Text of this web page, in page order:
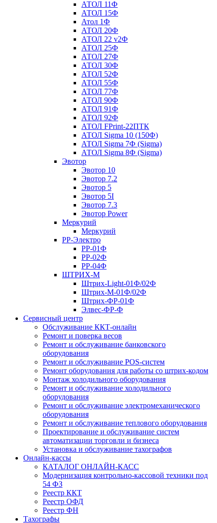
АТОЛ 11Ф
АТОЛ 15Ф
Атол 1Ф
АТОЛ 20Ф
АТОЛ 22 v2Ф
АТОЛ 25Ф
АТОЛ 27Ф
АТОЛ 30Ф
АТОЛ 52Ф
АТОЛ 55Ф
АТОЛ 77Ф
АТОЛ 90Ф
АТОЛ 91Ф
АТОЛ 92Ф
АТОЛ FPrint-22ПТК
АТОЛ Sigma 10 (150Ф)
АТОЛ Sigma 7Ф (Sigma)
АТОЛ Sigma 8Ф (Sigma)
Эвотор
Эвотор 10
Эвотор 7.2
Эвотор 5
Эвотор 5I
Эвотор 7.3
Эвотор Power
Меркурий
Меркурий
РР-Электро
РР-01Ф
РР-02Ф
РР-04Ф
ШТРИХ-М
Штрих-Light-01Ф/02Ф
Штрих-М-01Ф/02Ф
Штрих-ФР-01Ф
Элвес-ФР-Ф
Сервисный центр
Обслуживание ККТ-онлайн
Ремонт и поверка весов
Ремонт и обслуживание банковского
оборудования
Ремонт и обслуживание POS-систем
Ремонт оборудования для работы со штрих-кодом
Монтаж холодильного оборудования
Ремонт и обслуживание холодильного
оборудования
Ремонт и обслуживание электромеханического
оборудования
Ремонт и обслуживание теплового оборудования
Проектирование и обслуживание систем
автоматизации торговли и бизнеса
Установка и обслуживание тахографов
Онлайн-кассы
КАТАЛОГ ОНЛАЙН-КАСС
Модернизация контрольно-кассовой техники под
54 ФЗ
Реестр ККТ
Реестр ОФД
Реестр ФН
Тахографы